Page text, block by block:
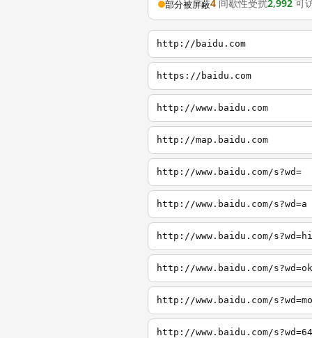
部分被屏蔽4 间歇性受扰2,992 可
http://baidu.com
https://baidu.com
http://www.baidu.com
http://map.baidu.com
http://www.baidu.com/s?wd=
http://www.baidu.com/s?wd=a
http://www.baidu.com/s?wd=hi
http://www.baidu.com/s?wd=ok
http://www.baidu.com/s?wd=mo
http://www.baidu.com/s?wd=64